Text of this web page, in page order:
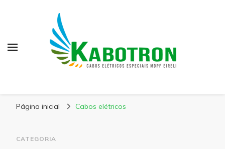
Página inicial Cabos elétricos
CATEGORIA